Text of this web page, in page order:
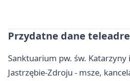
Przydatne dane
Sanktuarium pw. św. Katarzyny
Jastrzębie-Zdroju - msze,